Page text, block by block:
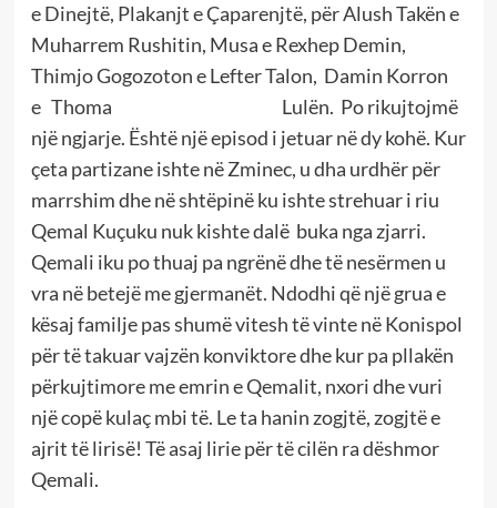
e Dinejtë, Plakanjt e Çaparenjtë, për Alush Takën e
Muharrem Rushitin, Musa e Rexhep Demin,
Thimjo Gogozoton e Lefter Talon, Damin Korron
e Thoma
Lulën. Po rikujtojmë
një ngjarje. Është një episod i jetuar në dy kohë. Kur
çeta partizane ishte në Zminec, u dha urdhër për
marrshim dhe në shtëpinë ku ishte strehuar i riu
Qemal Kuçuku nuk kishte dalë buka nga zjarri.
Qemali iku po thuaj pa ngrënë dhe të nesërmen u
vra në betejë me gjermanët. Ndodhi që një grua e
kësaj familje pas shumë vitesh të vinte në Konispol
për të takuar vajzën konviktore dhe kur pa pllakën
përkujtimore me emrin e Qemalit, nxori dhe vuri
një copë kulaç mbi të. Le ta hanin zogjtë, zogjtë e
ajrit të lirisë! Të asaj lirie për të cilën ra dëshmor
Qemali.